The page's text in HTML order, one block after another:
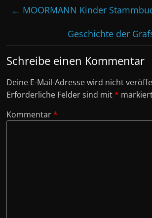
← MOORMANN Kinder
Geschichte der
Schreibe einen Kommentar
Deine E-Mail-Adresse wird nicht
Erforderliche Felder sind mit*
Kommentar*